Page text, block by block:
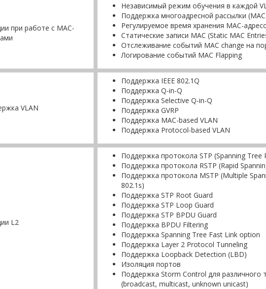
при работе с МAC-
Независимый режим обучения в каждой
Поддержка многоадресной рассылки
Регулируемое время хранения MAC-
Статические записи MAC (Static MAC
Отслеживание событий MAC change на
Логирование событий MAC Flapping
VLAN
Поддержка IEEE 802.1Q
Поддержка Q-in-Q
Поддержка Selective Q-in-Q
Поддержка GVRP
Поддержка MAC-based VLAN
Поддержка Protocol-based VLAN
L2
Поддержка протокола STP (Spanning Tree
Поддержка протокола RSTP (Rapid
Поддержка протокола MSTP (Multiple
802.1s)
Поддержка STP Root Guard
Поддержка STP Loop Guard
Поддержка STP BPDU Guard
Поддержка BPDU Filtering
Поддержка Spanning Tree Fast Link option
Поддержка Layer 2 Protocol Tunneling
Поддержка Loopback Detection (LBD)
Изоляция портов
Поддержка Storm Control для различного
(broadcast, multicast, unknown unicast)